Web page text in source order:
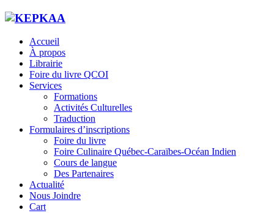
Accueil
À propos
Librairie
Foire du livre QCOI
Services
Formations
Activités Culturelles
Traduction
Formulaires d’inscriptions
Foire du livre
Foire Culinaire Québec-Caraïbes-Océan Indien
Cours de langue
Des Partenaires
Actualité
Nous Joindre
Cart